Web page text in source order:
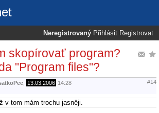
Neregistrovaný Přihlásit Registrovat
skopírovať program?
"Program files"?
13.03.2006 14:28 #14
v tom mám trochu jasněji.